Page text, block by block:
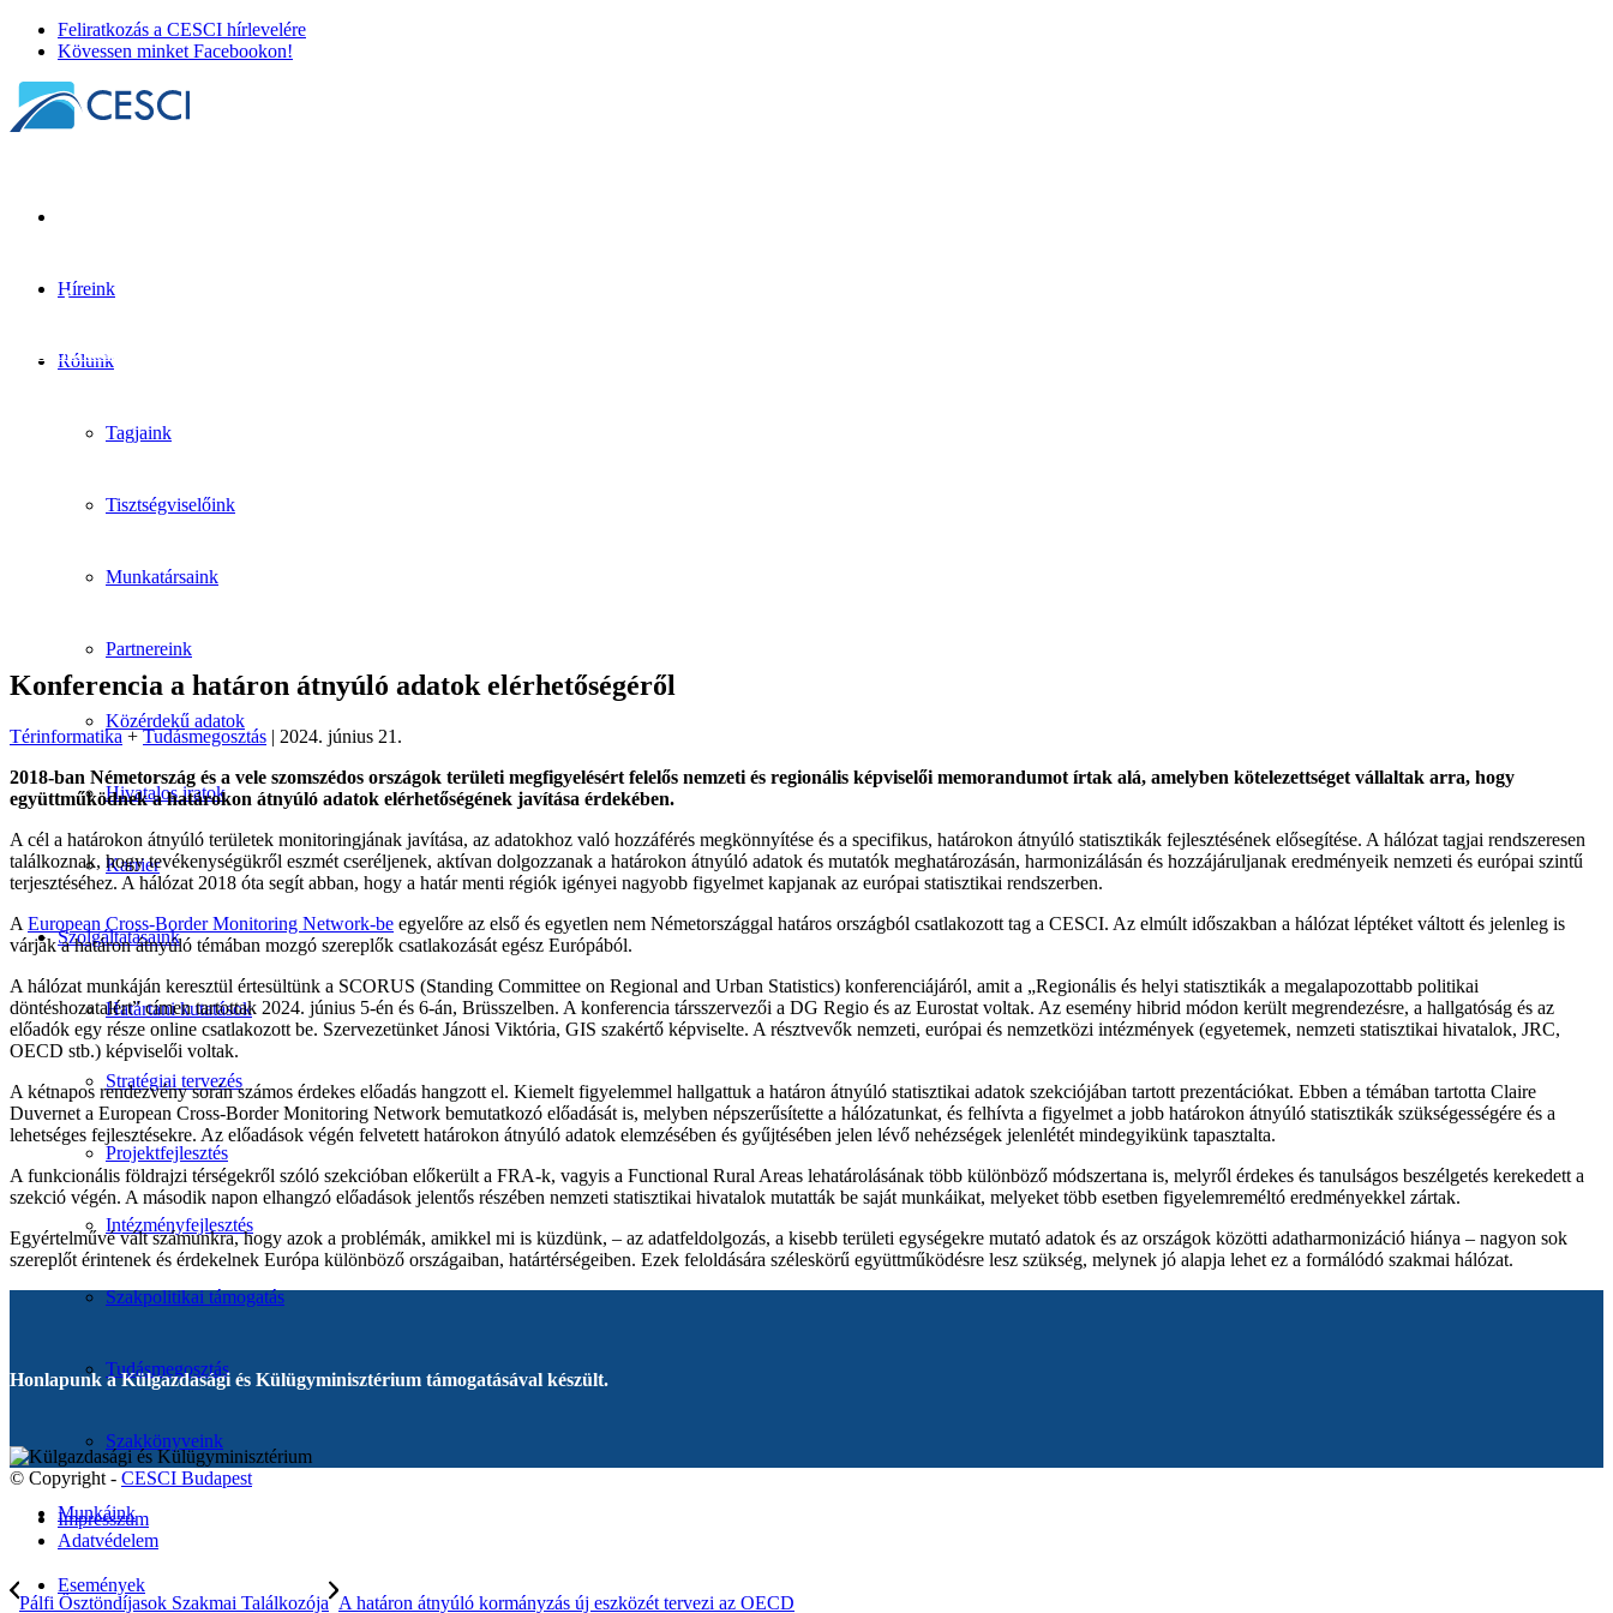
Feliratkozás a CESCI hírlevelére
Kövessen minket Facebookon!
Híreink
Rólunk
Tagjaink
Tisztségviselőink
Munkatársaink
Partnereink
Közérdekű adatok
Hivatalos iratok
Karrier
Szolgáltatásaink
Határtani kutatások
Stratégiai tervezés
Projektfejlesztés
Intézményfejlesztés
Szakpolitikai támogatás
Tudásmegosztás
Szakkönyveink
Munkáink
Események
Konferencia a határon átnyúló adatok elérhetőségéről
Térinformatika
Konferencia a határon átnyúló adatok elérhetőségéről
Térinformatika+Tudásmegosztás | 2024. június 21.
2018-ban Németország és a vele szomszédos országok területi megfigyelésért felelős nemzeti és regionális képviselői memorandumot írtak alá, amelyben kötelezettséget vállaltak arra, hogy
együttműködnek a határokon átnyúló adatok elérhetőségének javítása érdekében.
A cél a határokon átnyúló területek monitoringjának javítása, az adatokhoz való hozzáférés megkönnyítése és a specifikus, határokon átnyúló statisztikák fejlesztésének elősegítése. A hálózat tagjai rendszeresen
találkoznak, hogy tevékenységükről eszmét cseréljenek, aktívan dolgozzanak a határokon átnyúló adatok és mutatók meghatározásán, harmonizálásán és hozzájáruljanak eredményeik nemzeti és európai szintű
terjesztéséhez. A hálózat 2018 óta segít abban, hogy a határ menti régiók igényei nagyobb figyelmet kapjanak az európai statisztikai rendszerben.
A European Cross-Border Monitoring Network-be egyelőre az első és egyetlen nem Németországgal határos országból csatlakozott tag a CESCI. Az elmúlt időszakban a hálózat léptéket váltott és jelenleg is
várják a határon átnyúló témában mozgó szereplők csatlakozását egész Európából.
A hálózat munkáján keresztül értesültünk a SCORUS (Standing Committee on Regional and Urban Statistics) konferenciájáról, amit a „Regionális és helyi statisztikák a megalapozottabb politikai
döntéshozatalért” címen tartottak 2024. június 5-én és 6-án, Brüsszelben. A konferencia társszervezői a DG Regio és az Eurostat voltak. Az esemény hibrid módon került megrendezésre, a hallgatóság és az
előadók egy része online csatlakozott be. Szervezetünket Jánosi Viktória, GIS szakértő képviselte. A résztvevők nemzeti, európai és nemzetközi intézmények (egyetemek, nemzeti statisztikai hivatalok, JRC,
OECD stb.) képviselői voltak.
A kétnapos rendezvény során számos érdekes előadás hangzott el. Kiemelt figyelemmel hallgattuk a határon átnyúló statisztikai adatok szekciójában tartott prezentációkat. Ebben a témában tartotta Claire
Duvernet a European Cross-Border Monitoring Network bemutatkozó előadását is, melyben népszerűsítette a hálózatunkat, és felhívta a figyelmet a jobb határokon átnyúló statisztikák szükségességére és a
lehetséges fejlesztésekre. Az előadások végén felvetett határokon átnyúló adatok elemzésében és gyűjtésében jelen lévő nehézségek jelenlétét mindegyikünk tapasztalta.
A funkcionális földrajzi térségekről szóló szekcióban előkerült a FRA-k, vagyis a Functional Rural Areas lehatárolásának több különböző módszertana is, melyről érdekes és tanulságos beszélgetés kerekedett a
szekció végén. A második napon elhangzó előadások jelentős részében nemzeti statisztikai hivatalok mutatták be saját munkáikat, melyeket több esetben figyelemreméltó eredményekkel zártak.
Egyértelművé vált számunkra, hogy azok a problémák, amikkel mi is küzdünk, – az adatfeldolgozás, a kisebb területi egységekre mutató adatok és az országok közötti adatharmonizáció hiánya – nagyon sok
szereplőt érintenek és érdekelnek Európa különböző országaiban, határtérségeiben. Ezek feloldására széleskörű együttműködésre lesz szükség, melynek jó alapja lehet ez a formálódó szakmai hálózat.
Honlapunk a Külgazdasági és Külügyminisztérium támogatásával készült.
© Copyright - CESCI Budapest
Impresszum
Adatvédelem
Pálfi Ösztöndíjasok Szakmai Találkozója A határon átnyúló kormányzás új eszközét tervezi az OECD